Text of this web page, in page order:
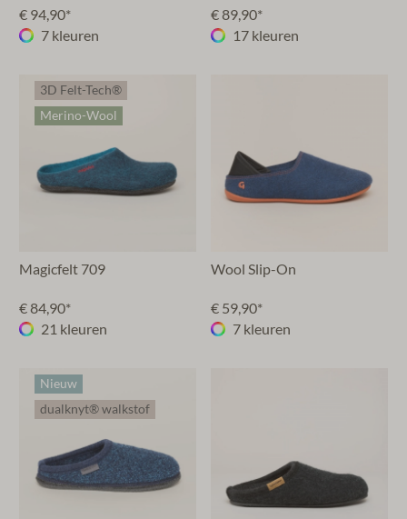
€ 94,90*
7 kleuren
€ 89,90*
17 kleuren
3D Felt-Tech®
Merino-Wool
Magicfelt 709
€ 84,90*
21 kleuren
Wool Slip-On
€ 59,90*
7 kleuren
Nieuw
dualknyt® walkstof